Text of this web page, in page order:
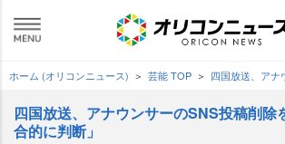
ホーム (オリコンニュース) 芸能 TOP 四国放送、ア
四国放送、アナウンサーのSNS投稿削除
合的に判断」